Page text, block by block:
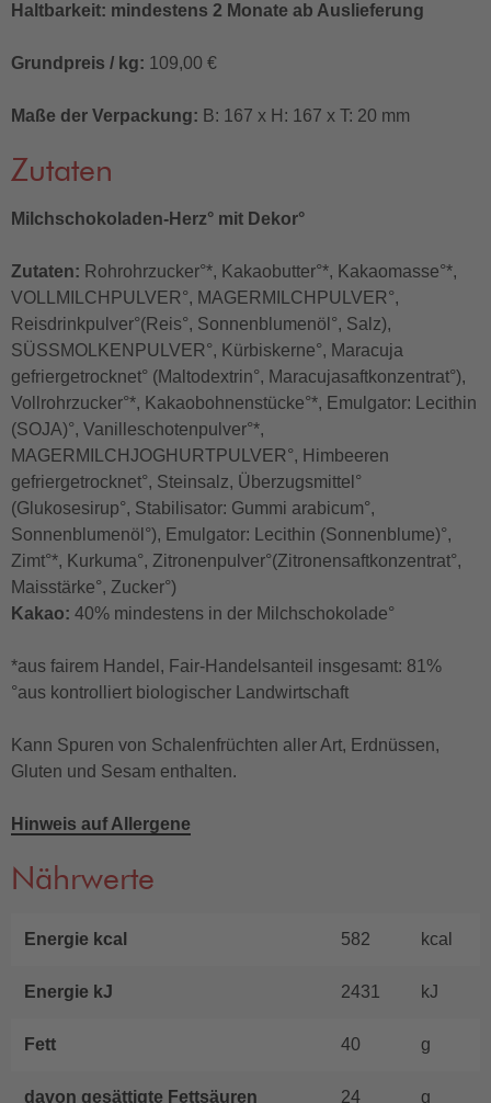
Haltbarkeit: mindestens 2 Monate ab Auslieferung
Grundpreis / kg: 109,00 €
Maße der Verpackung: B: 167 x H: 167 x T: 20 mm
Zutaten
Milchschokoladen-Herz° mit Dekor°
Zutaten: Rohrohrzucker°*, Kakaobutter°*, Kakaomasse°*,
VOLLMILCHPULVER°, MAGERMILCHPULVER°,
Reisdrinkpulver°(Reis°, Sonnenblumenöl°, Salz),
SÜSSMOLKENPULVER°, Kürbiskerne°, Maracuja
gefriergetrocknet° (Maltodextrin°, Maracujasaftkonzentrat°),
Vollrohrzucker°*, Kakaobohnenstücke°*, Emulgator: Lecithin
(SOJA)°, Vanilleschotenpulver°*,
MAGERMILCHJOGHURTPULVER°, Himbeeren
gefriergetrocknet°, Steinsalz, Überzugsmittel°
(Glukosesirup°, Stabilisator: Gummi arabicum°,
Sonnenblumenöl°), Emulgator: Lecithin (Sonnenblume)°,
Zimt°*, Kurkuma°, Zitronenpulver°(Zitronensaftkonzentrat°,
Maisstärke°, Zucker°)
Kakao: 40% mindestens in der Milchschokolade°
*aus fairem Handel, Fair-Handelsanteil insgesamt: 81%
°aus kontrolliert biologischer Landwirtschaft
Kann Spuren von Schalenfrüchten aller Art, Erdnüssen,
Gluten und Sesam enthalten.
Hinweis auf Allergene
Nährwerte
Energie kcal 582 kcal
Energie kJ 2431 kJ
Fett 40 g
davon gesättigte Fettsäuren 24 g